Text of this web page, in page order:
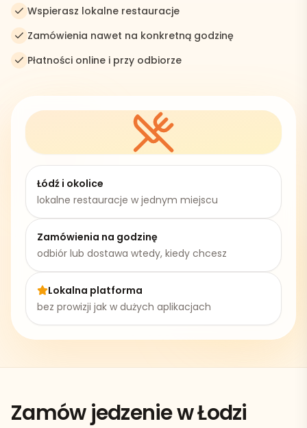
Wspierasz lokalne restauracje
Zamówienia nawet na konkretną godzinę
Płatności online i przy odbiorze
Łódź i okolice
lokalne restauracje w jednym miejscu
Zamówienia na godzinę
odbiór lub dostawa wtedy, kiedy chcesz
Lokalna platforma
bez prowizji jak w dużych aplikacjach
Zamów jedzenie w Łodzi